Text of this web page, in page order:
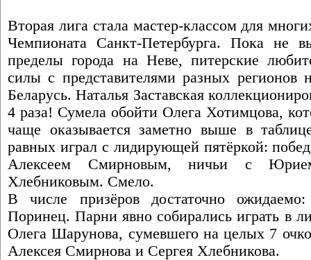
Вторая лига стала мастер-классом для
Чемпионата Санкт-Петербурга. Пока не
пределы города на Неве, питерские
силы с представителями разных регионов
Беларусь. Наталья Заставская
4 раза! Сумела обойти Олега Хотимцова,
чаще оказывается заметно выше в
равных играл с лидирующей пятёркой:
Алексеем Смирновым, ничьи с
Хлебниковым. Смело.
В числе призёров достаточно
Поринец. Парни явно собирались играть в
Олега Шарунова, сумевшего на целых 7
Алексея Смирнова и Сергея Хлебникова.